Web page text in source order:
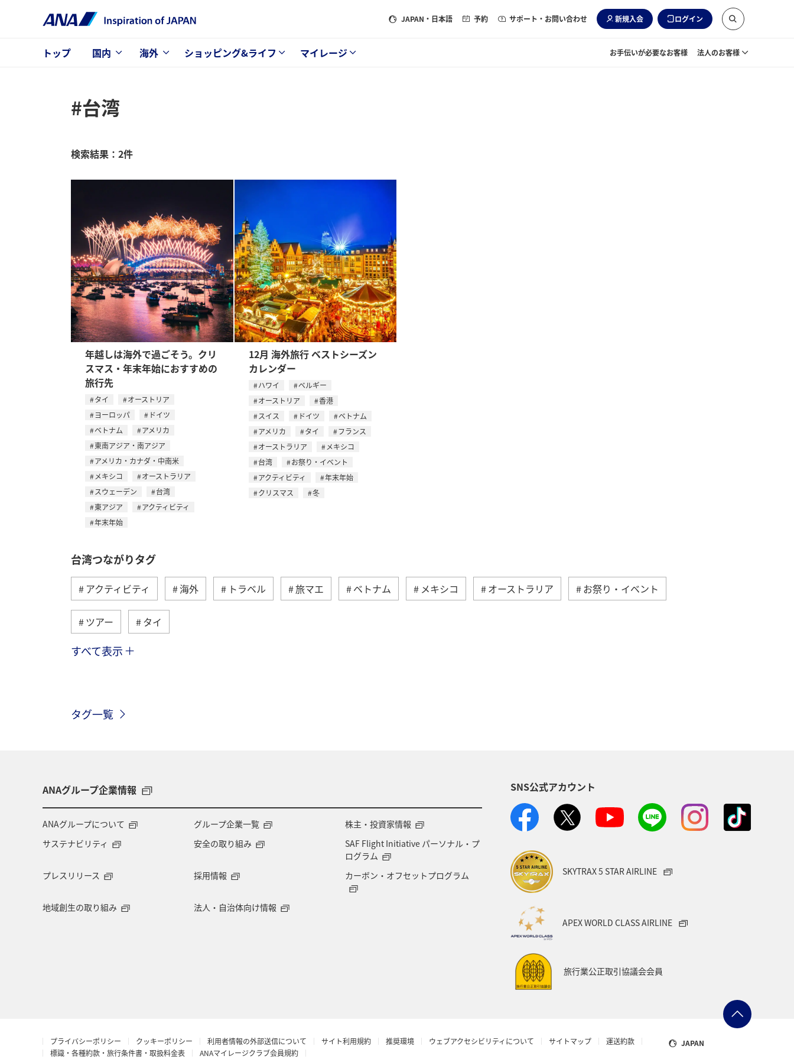
JAPAN ・日本語 予約 サポート・お問い合わせ 新規入会 ログイン
トップ 国内 海外 ショッピング&ライフ マイレージ お手伝いが必要なお客様 法人のお客様
#台湾
検索結果：2件
年越しは海外で過ごそう。クリ
スマス・年末年始におすすめの
旅行先
タイ
オーストリア
ヨーロッパ
ドイツ
ベトナム
アメリカ
東南アジア・南アジア
アメリカ・カナダ・中南米
メキシコ
オーストラリア
スウェーデン
台湾
東アジア
アクティビティ
年末年始
12月 海外旅行 ベストシーズン
カレンダー
ハワイ
ベルギー
オーストリア
香港
スイス
ドイツ
ベトナム
アメリカ
タイ
フランス
オーストラリア
メキシコ
台湾
お祭り・イベント
アクティビティ
年末年始
クリスマス
冬
台湾つながりタグ
アクティビティ 海外 トラベル 旅マエ ベトナム メキシコ オーストラリア お祭り・イベント
ツアー タイ
アメリカ
ヨーロッパ
すべて表示
タグ一覧
ANAグループ企業情報
ANAグループについて グループ企業一覧
株主・投資家情報
サステナビリティ
安全の取り組み
SAF Flight Initiative パーソナル・プ
ログラム
プレスリリース
採用情報 カーボン・オフセットプログラム
地域創生の取り組み 法人・自治体向け情報
SNS公式アカウント
SKYTRAX 5 STAR AIRLINE
APEX WORLD CLASS AIRLINE
旅行業公正取引協議会会員
プライバシーポリシー クッキーポリシー 利用者情報の外部送信について サイト利用規約 推奨環境 ウェブアクセシビリティについて サイトマップ
運送約款
標識・各種約款・旅行条件書・取扱料金表
ANAマイレージクラブ会員規約
JAPAN